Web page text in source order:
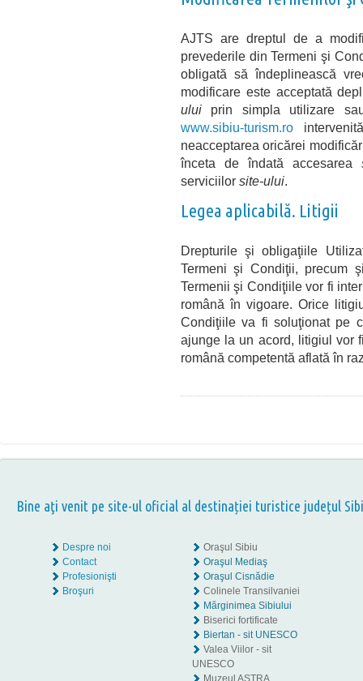
AJTS are dreptul de a
prevederile din Termeni şi
obligată să îndeplinească
modificare este acceptată
ului prin simpla utilizare
www.sibiu-turism.ro
neacceptarea oricărei
înceta de îndată accesarea
serviciilor site-ului.
Legea aplicabilă. Litigii
Drepturile şi obligaţiile
Termeni şi Condiţii, precum
Termenii şi Condiţiile vor fi
română în vigoare. Orice
Condiţiile va fi soluţionat pe
ajunge la un acord, litigiul vor
română competentă aflată în
Bine aţi venit pe site-ul oficial al destinației turistice județul
Despre noi
Contact
Profesionişti
Broşuri
Oraşul Sibiu
Oraşul Mediaş
Oraşul Cisnădie
Colinele Transilvaniei
Mărginimea Sibiului
Biserici fortificate
Biertan - sit UNESCO
Valea Viilor - sit
UNESCO
Muzeul ASTRA